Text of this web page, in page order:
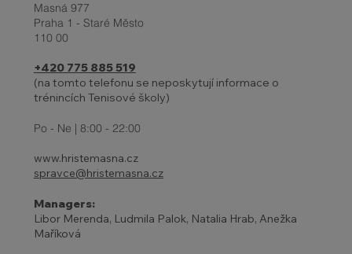
Masná 977
Praha 1 - Staré Město
110 00
+420 775 885 519
(na tomto telefonu se neposkytují informace o
trénincích Tenisové školy)
Po - Ne | 8:00 - 22:00
www.hristemasna.cz
spravce@hristemasna.cz
Managers:
Libor Merenda, Ludmila Palok, Natalia Hrab, Anežka
Maříková